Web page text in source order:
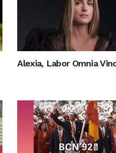
Alexia, Labor Omnia